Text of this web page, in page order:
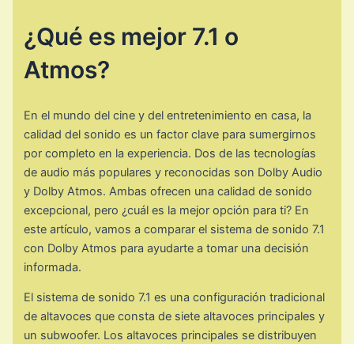
¿Qué es mejor 7.1 o
Atmos?
En el mundo del cine y del entretenimiento en casa, la
calidad del sonido es un factor clave para sumergirnos
por completo en la experiencia. Dos de las tecnologías
de audio más populares y reconocidas son Dolby Audio
y Dolby Atmos. Ambas ofrecen una calidad de sonido
excepcional, pero ¿cuál es la mejor opción para ti? En
este artículo, vamos a comparar el sistema de sonido 7.1
con Dolby Atmos para ayudarte a tomar una decisión
informada.
El sistema de sonido 7.1 es una configuración tradicional
de altavoces que consta de siete altavoces principales y
un subwoofer. Los altavoces principales se distribuyen